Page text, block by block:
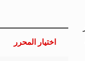
اختيار المحرر